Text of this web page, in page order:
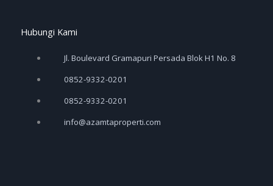
-
f
Hubungi Kami
Jl. Boulevard Gramapuri Persada Blok H1 No. 8
0852-9332-0201
0852-9332-0201
info@azamtaproperti.com